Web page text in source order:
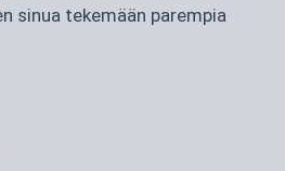
sinua tekemään parempia